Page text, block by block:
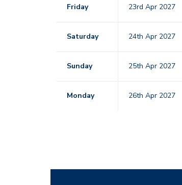
Friday 23rd Apr 2027
Saturday 24th Apr 2027
Sunday 25th Apr 2027
Monday 26th Apr 2027